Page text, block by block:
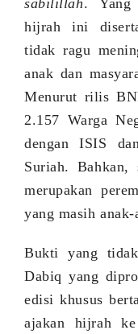
sabilillah.
hijrah ini
tidak ragu
anak dan
Menurut rilis
2.157 Warga
dengan ISIS
Suriah.
merupakan
yang masih anak-
Bukti yang
Dabiq yang
edisi khusus
ajakan hijrah